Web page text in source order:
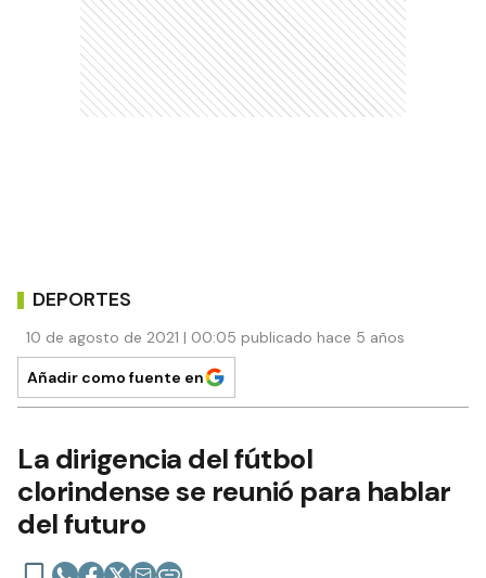
DEPORTES
10 de agosto de 2021 | 00:05 publicado hace 5 años
Añadir como fuente en
La dirigencia del fútbol
clorindense se reunió para hablar
del futuro